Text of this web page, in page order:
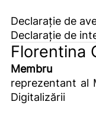
Declarație de
Declarație de
Florentina
Membru
reprezentant al
Digitalizării